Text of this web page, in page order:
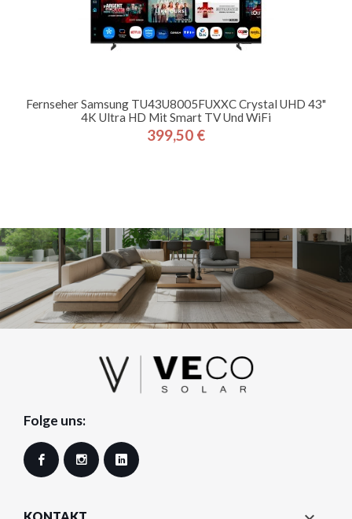
Fernseher Samsung TU43U8005FUXXC Crystal UHD 43"
4K Ultra HD Mit Smart TV Und WiFi
Preis
399,50 €
Folge uns:
Facebook Instagram